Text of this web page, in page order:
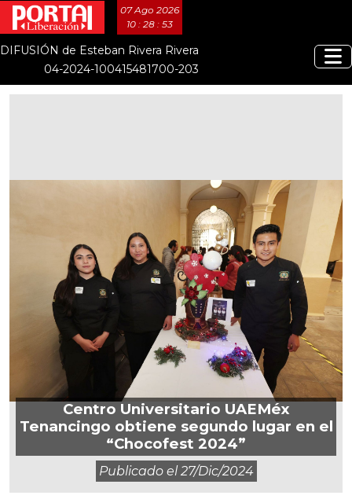
07 Ago 2026
10 : 28 : 54
DIFUSIÓN de Esteban Rivera Rivera
04-2024-100415481700-203
Centro Universitario UAEMéx
Tenancingo obtiene segundo lugar en el
“Chocofest 2024”
Publicado el27/dic/2024